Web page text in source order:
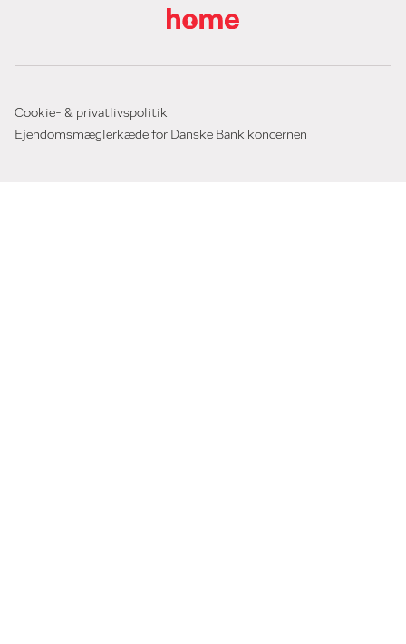
Cookie- & privatlivspolitik
Ejendomsmæglerkæde for Danske Bank koncernen